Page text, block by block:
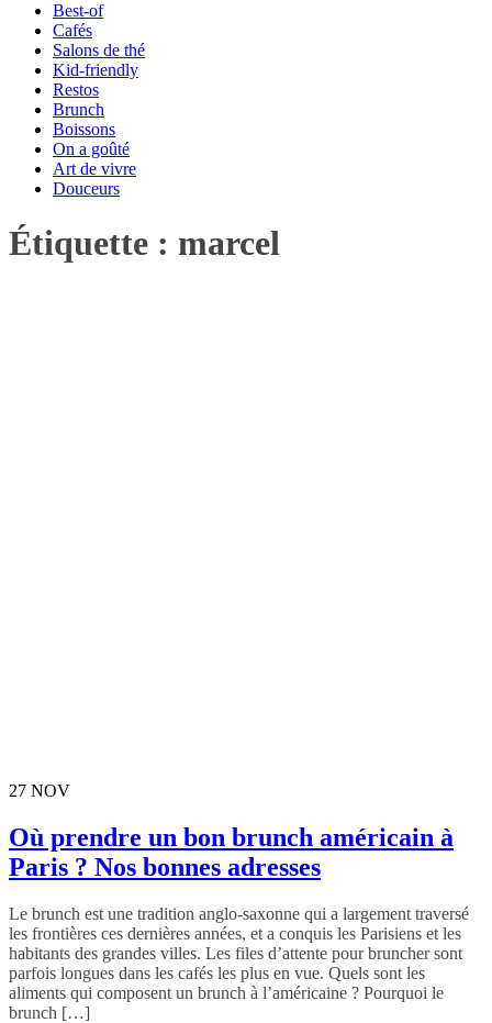
Best-of
Cafés
Salons de thé
Kid-friendly
Restos
Brunch
Boissons
On a goûté
Art de vivre
Douceurs
Étiquette : marcel
27 NOV
Où prendre un bon brunch américain à
Paris ? Nos bonnes adresses
Le brunch est une tradition anglo-saxonne qui a largement traversé
les frontières ces dernières années, et a conquis les Parisiens et les
habitants des grandes villes. Les files d’attente pour bruncher sont
parfois longues dans les cafés les plus en vue. Quels sont les
aliments qui composent un brunch à l’américaine ? Pourquoi le
brunch […]